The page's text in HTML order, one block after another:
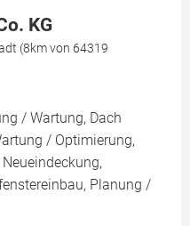
KG
(8km von 64319
/ Wartung, Dach
/ Optimierung,
Planung /